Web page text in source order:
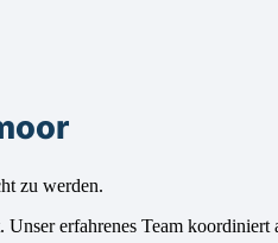
zu werden.
erfahrenes Team koordiniert